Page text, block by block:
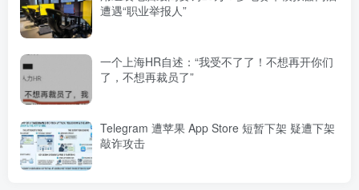
遭遇“职业举报人”
一个上海HR自述：“我受不了了！不想再开你们
了，不想再裁员了”
Telegram 遭苹果 App Store 短暂下架 疑遭下架
敲诈攻击